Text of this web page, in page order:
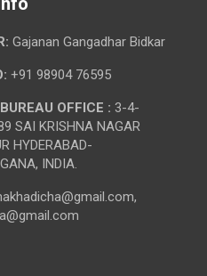
Gajanan Gangadhar Bidkar
+91 98904 76595
OFFICE : 3-4-
SAI KRISHNA NAGAR
HYDERABAD-
INDIA.